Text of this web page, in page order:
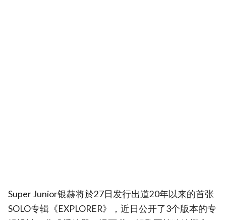
Super Junior银赫将於27日发行出道20年以来的首张
SOLO专辑《EXPLORER》，近日公开了3个版本的专